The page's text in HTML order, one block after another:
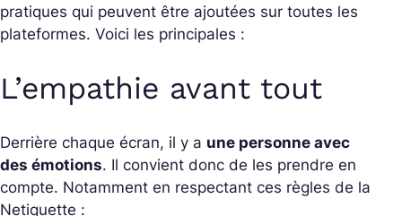
pratiques qui peuvent être ajoutées sur toutes les
plateformes. Voici les principales :
L’empathie avant tout
Derrière chaque écran, il y a une personne avec
des émotions. Il convient donc de les prendre en
compte. Notamment en respectant ces règles de la
Netiquette :